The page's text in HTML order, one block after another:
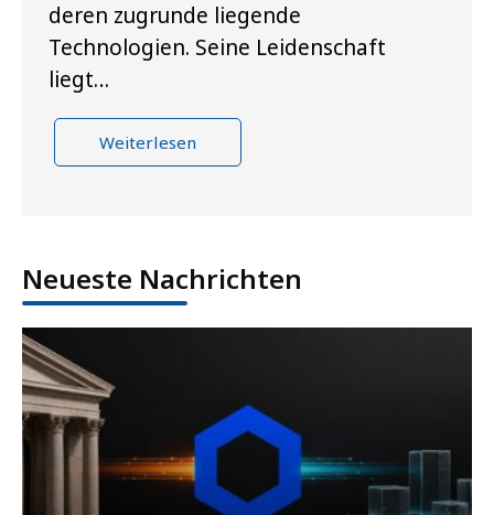
deren zugrunde liegende
Technologien. Seine Leidenschaft
liegt…
Weiterlesen
Neueste Nachrichten